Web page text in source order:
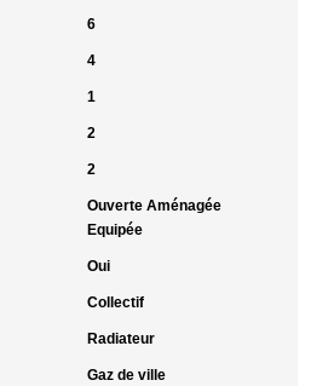
6
4
1
2
2
Ouverte Aménagée
Equipée
Oui
Collectif
Radiateur
Gaz de ville